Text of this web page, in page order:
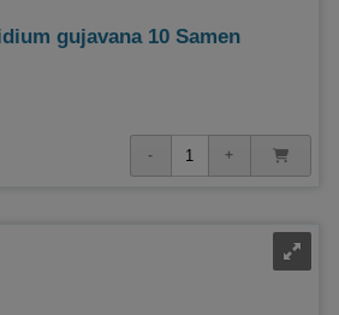
gujavana 10 Samen